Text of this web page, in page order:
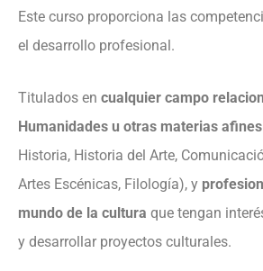
Este curso proporciona las
el desarrollo profesional.
Titulados en cualquier campo
Humanidades u otras materias afines
Historia, Historia del Arte,
Artes Escénicas, Filología), y
mundo de la cultura que tengan
y desarrollar proyectos culturales.